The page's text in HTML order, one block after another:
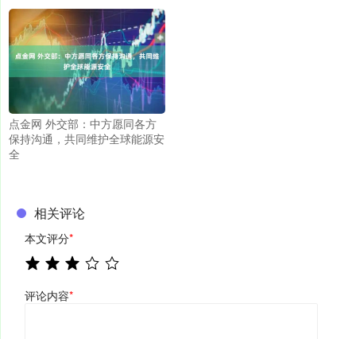
点金网 外交部：中方愿同各方
保持沟通，共同维护全球能源安
全
相关评论
本文评分*
评论内容*